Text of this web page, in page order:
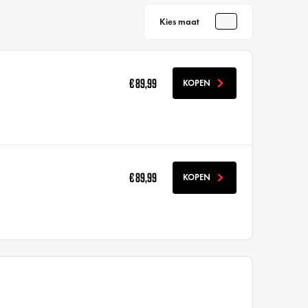
Kies maat
€ 89,99 KOPEN
€ 89,99 KOPEN